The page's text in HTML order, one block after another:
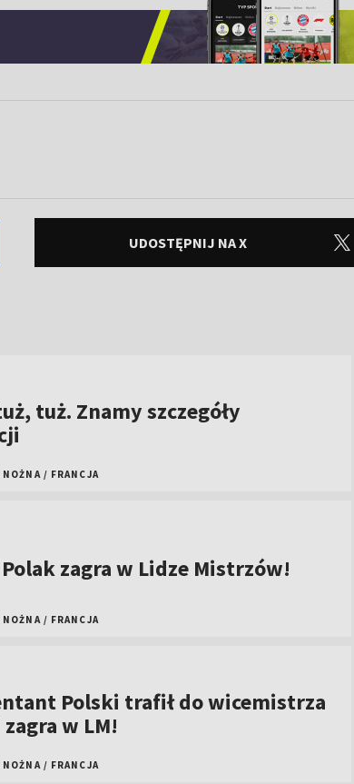
UDOSTĘPNIJ NA X
tuż. Znamy szczegóły
NOŻNA / FRANCJA
zagra w Lidze Mistrzów!
NOŻNA / FRANCJA
Polski trafił do wicemistrza
w LM!
NOŻNA / FRANCJA